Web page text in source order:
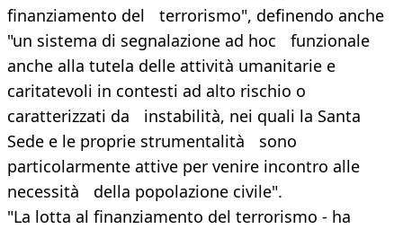
finanziamento del terrorismo", definendo anche
"un sistema di segnalazione ad hoc funzionale
anche alla tutela delle attività umanitarie e
caritatevoli in contesti ad alto rischio o
caratterizzati da instabilità, nei quali la Santa
Sede e le proprie strumentalità sono
particolarmente attive per venire incontro alle
necessità della popolazione civile".
"La lotta al finanziamento del terrorismo - ha